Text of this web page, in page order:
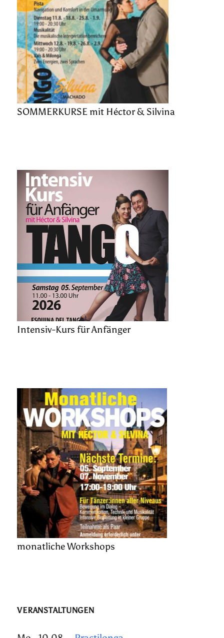
SOMMERKURSE mit Héctor & Silvina
Intensiv-Kurs für Anfänger
monatliche Workshops
VERANSTALTUNGEN